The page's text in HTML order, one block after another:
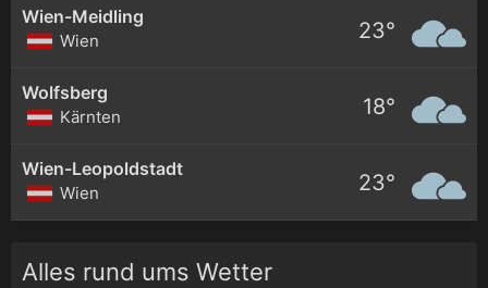
Wien-Meidling
Wien 23°
Wolfsberg
Kärnten 18°
Wien-Leopoldstadt
Wien 23°
Alles rund ums Wetter